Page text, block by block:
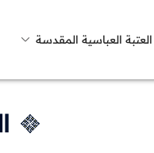
العتبة العباسية المقدسة